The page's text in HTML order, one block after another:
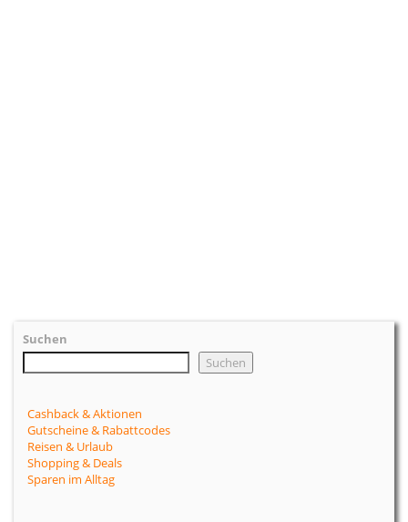
Suchen
Suchen
Cashback & Aktionen
Gutscheine & Rabattcodes
Reisen & Urlaub
Shopping & Deals
Sparen im Alltag